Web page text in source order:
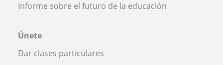
Informe sobre el futuro de la educación
Únete
Dar clases particulares